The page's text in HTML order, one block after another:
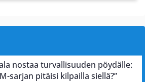
nostaa turvallisuuden pöydälle:
sarjan pitäisi kilpailla siellä?”